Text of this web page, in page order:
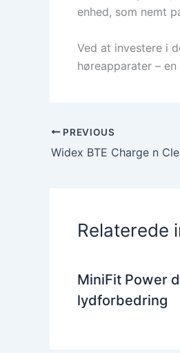
enhed, som nemt
Ved at investere i
høreapparater –
PREVIOUS
Relaterede
MiniFit Power
lydforbedring